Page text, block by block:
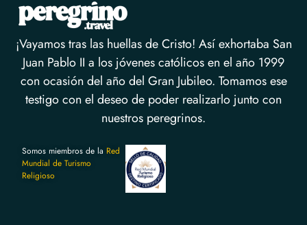
¡Vayamos tras las huellas de Cristo! Así exhortaba San
Juan Pablo II a los jóvenes católicos en el año 1999
con ocasión del año del Gran Jubileo. Tomamos ese
testigo con el deseo de poder realizarlo junto con
nuestros peregrinos.
Somos miembros de la Red
Mundial de Turismo
Religioso